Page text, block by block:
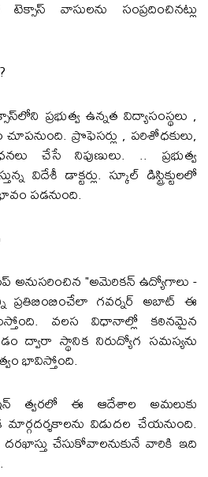
వాసులను సంప్రదించినట్లు
ప్రభుత్వ ఉన్నత విద్యాసంస్థలు ,
చూపనుంది. ప్రొఫెసర్లు , పరిశోధకులు,
చేసే నిపుణులు. .. ప్రభుత్వ
విదేశీ డాక్టర్లు. స్కూల్ డిస్ట్రిక్టులలో
పడనుంది.
అనుసరించిన "అమెరికన్ ఉద్యోగాలు -
ప్రతిబింబించేలా గవర్నర్ అబాట్ ఈ
వలస విధానాల్లో కఠినమైన
ద్వారా స్థానిక నిరుద్యోగ సమస్యను
భావిస్తోంది.
త్వరలో ఈ ఆదేశాల అమలుకు
విడుదల చేయనుంది.
చేసుకోవాలనుకునే వారికి ఇది